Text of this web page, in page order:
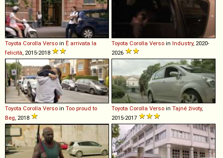
Toyota Corolla Verso in È arrivata la
felicità , 2015-2018
Toyota Corolla Verso in Industry, 2020-
2026
Toyota Corolla Verso in Too proud to
Beg , 2018
Toyota Corolla Verso in Tajné životy,
2015-2017